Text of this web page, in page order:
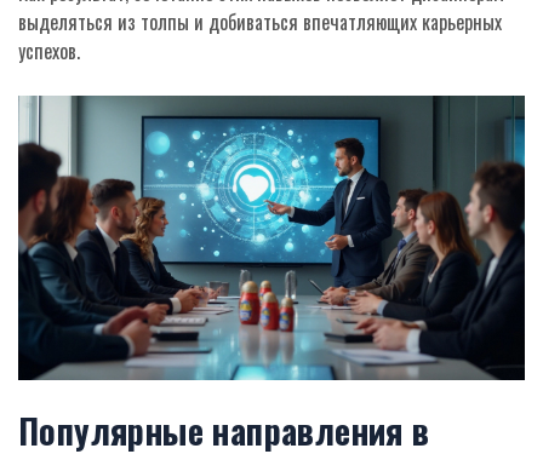
выделяться из толпы и добиваться впечатляющих карьерных
успехов.
Популярные направления в